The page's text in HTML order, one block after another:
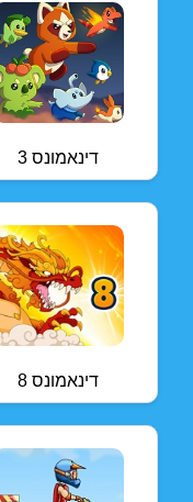
דינאמונס 3
דינאמונס 8